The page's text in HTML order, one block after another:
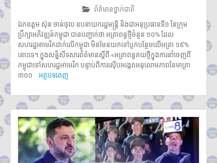
មានបេក្ខជនចុះឈ្មោះប្រឡង
ស្រី៨៤,៧៣៥នាក់
ក្រុមអ្នកសង្កេតការណ៍អាស៊ាន ចុះ
ពិនិត្យស្ថានភាពជាក់ស្តែងនៅតាម
ព្រំដែនកម្ពុជា-ថៃ ក្នុងខេត្តបន្ទាយ
មានជ័យ
លោកជំទាវបណ្ឌិត ពេជ ចន្ទមុន្នី
៣ខ្នង ជូនក្រុមគ្រួសារវីរកងទ័ពពលី
នៅខេត្តកណ្តាល
ក្រសួងបរិស្ថាន ស្នើឱ្យរដ្ឋបាល
រាជធានី-ខេត្ត អនុវត្តច្បាប់តឹងរ៉ឹង
លើការហាមនាំចូលសំណល់អាគុយ
និងបរិក្ខារអេឡិចត្រូនិកប្រើប្រាស់រួច
អាជ្ញាធរខេត្តបន្ទាយមានជ័យ រៀបចំ
ព័ត៌មានថ្នាក់ជាតិ
ឯកឧត្តម ស៊ុន ចាន់ថុល ឧបនាយករដ្ឋមន្ត្រី និងជាអនុប្រធានទី១ នៃក្រុម
ប្រឹក្សាអភិវឌ្ឍន៍កម្ពុជា បានបញ្ជាក់ថា អត្រាពន្ធថ្មីចំនួន ១០% ដែល
សហរដ្ឋអាមេរិកដាក់លើកម្ពុជា មិនមែនយកទៅបូកបន្ថែមលើអត្រា ១៩%
នោះទេ។ ក្នុងសន្និសីទសារព័ត៌មានស្ដីពី «អត្រាពន្ធគយថ្មីក្នុងការនាំចេញពី
កម្ពុជាទៅសហរដ្ឋអាមេរិក បន្ទាប់ពីការស៊ើបអង្កេតអនុលោមភាពនៃមាត្រា
៣០១
អត្ថបទពេញ